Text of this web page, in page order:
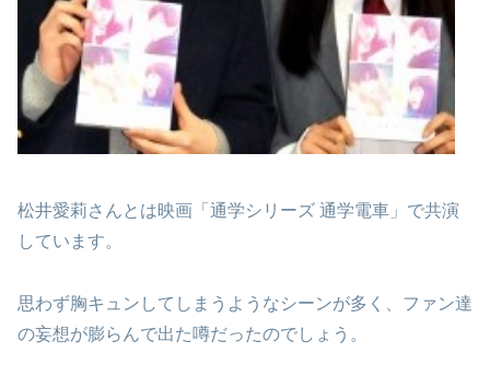
松井愛莉さんとは映画「通学シリーズ 通学電車」で共演
しています。
思わず胸キュンしてしまうようなシーンが多く、ファン達
の妄想が膨らんで出た噂だったのでしょう。